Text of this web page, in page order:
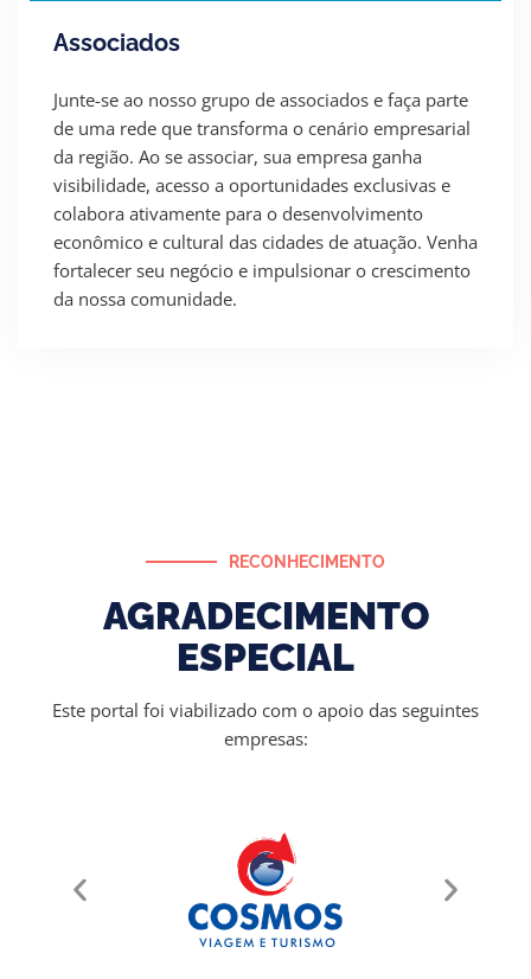
Associados
Junte-se ao nosso grupo de associados e faça parte
de uma rede que transforma o cenário empresarial
da região. Ao se associar, sua empresa ganha
visibilidade, acesso a oportunidades exclusivas e
colabora ativamente para o desenvolvimento
econômico e cultural das cidades de atuação. Venha
fortalecer seu negócio e impulsionar o crescimento
da nossa comunidade.
RECONHECIMENTO
AGRADECIMENTO
ESPECIAL
Este portal foi viabilizado com o apoio das seguintes
empresas: